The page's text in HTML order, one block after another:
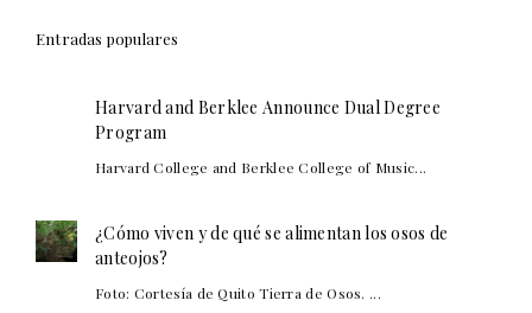
Entradas populares
Harvard and Berklee Announce Dual Degree
Program
Harvard College and Berklee College of Music...
¿Cómo viven y de qué se alimentan los osos de
anteojos?
Foto: Cortesía de Quito Tierra de Osos. ...